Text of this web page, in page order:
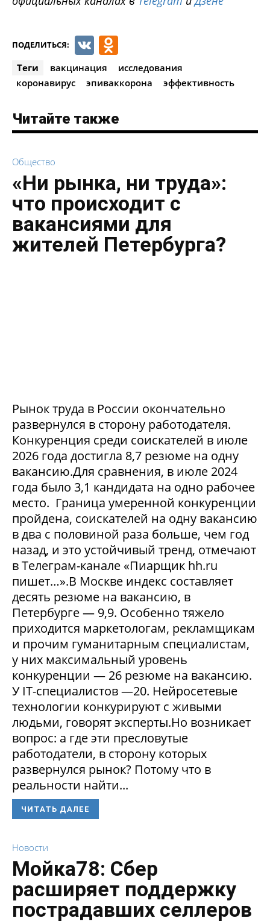
ПОДЕЛИТЬСЯ: VK
Теги вакцинация
исследования
коронавирус
эпиваккорона эффективность
Читайте также
Общество
«Ни рынка, ни труда»:
что происходит с
вакансиями для
жителей Петербурга?
Рынок труда в России окончательно
развернулся в сторону работодателя.
Конкуренция среди соискателей в июле
2026 года достигла 8,7 резюме на одну
вакансию.Для сравнения, в июле 2024
года было 3,1 кандидата на одно рабочее
место. Граница умеренной конкуренции
пройдена, соискателей на одну вакансию
в два с половиной раза больше, чем год
назад, и это устойчивый тренд, отмечают
в Телеграм-канале «Пиарщик hh.ru
пишет…».В Москве индекс составляет
десять резюме на вакансию, в
Петербурге — 9,9. Особенно тяжело
приходится маркетологам, рекламщикам
и прочим гуманитарным специалистам,
у них максимальный уровень
конкуренции — 26 резюме на вакансию.
У IT-специалистов —20. Нейросетевые
технологии конкурируют с живыми
людьми, говорят эксперты.Но возникает
вопрос: а где эти пресловутые
работодатели, в сторону которых
развернулся рынок? Потому что в
реальности найти...
ЧИТАТЬ ДАЛЕЕ
Новости
Мойка78: Сбер
расширяет поддержку
пострадавших селлеров